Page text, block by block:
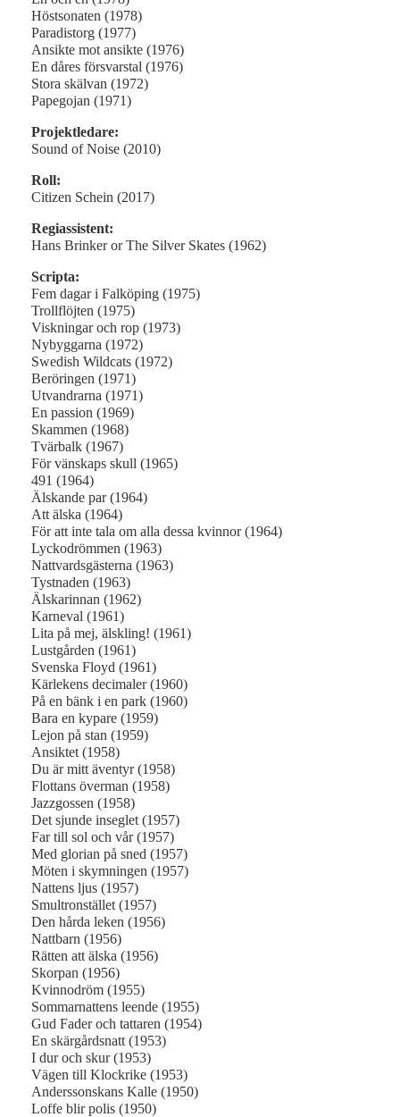
Höstsonaten (1978)
Paradistorg (1977)
Ansikte mot ansikte (1976)
En dåres försvarstal (1976)
Stora skälvan (1972)
Papegojan (1971)
Projektledare:
Sound of Noise (2010)
Roll:
Citizen Schein (2017)
Regiassistent:
Hans Brinker or The Silver Skates (1962)
Scripta:
Fem dagar i Falköping (1975)
Trollflöjten (1975)
Viskningar och rop (1973)
Nybyggarna (1972)
Swedish Wildcats (1972)
Beröringen (1971)
Utvandrarna (1971)
En passion (1969)
Skammen (1968)
Tvärbalk (1967)
För vänskaps skull (1965)
491 (1964)
Älskande par (1964)
Att älska (1964)
För att inte tala om alla dessa kvinnor (1964)
Lyckodrömmen (1963)
Nattvardsgästerna (1963)
Tystnaden (1963)
Älskarinnan (1962)
Karneval (1961)
Lita på mej, älskling! (1961)
Lustgården (1961)
Svenska Floyd (1961)
Kärlekens decimaler (1960)
På en bänk i en park (1960)
Bara en kypare (1959)
Lejon på stan (1959)
Ansiktet (1958)
Du är mitt äventyr (1958)
Flottans överman (1958)
Jazzgossen (1958)
Det sjunde inseglet (1957)
Far till sol och vår (1957)
Med glorian på sned (1957)
Möten i skymningen (1957)
Nattens ljus (1957)
Smultronstället (1957)
Den hårda leken (1956)
Nattbarn (1956)
Rätten att älska (1956)
Skorpan (1956)
Kvinnodröm (1955)
Sommarnattens leende (1955)
Gud Fader och tattaren (1954)
En skärgårdsnatt (1953)
I dur och skur (1953)
Vägen till Klockrike (1953)
Anderssonskans Kalle (1950)
Loffe blir polis (1950)